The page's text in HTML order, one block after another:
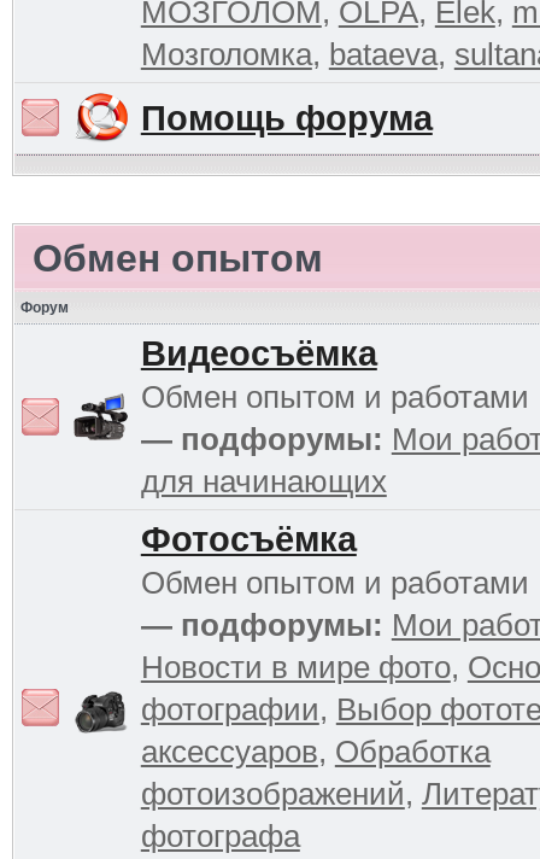
МОЗГОЛОМ, OLPA, Elek,
Мозголомка, bataeva,
Помощь форума
Обмен опытом
Форум
Видеосъёмка
Обмен опытом и работами
— подфорумы: Мои
для начинающих
Фотосъёмка
Обмен опытом и работами
— подфорумы: Мои
Новости в мире фото,
фотографии, Выбор
аксессуаров, Обработка
фотоизображений,
фотографа